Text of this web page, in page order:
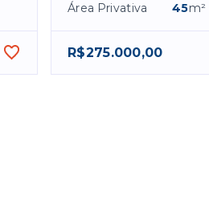
Área Privativa
45m²
R$275.000,00